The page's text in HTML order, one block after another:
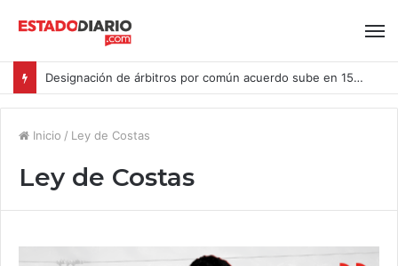
Designación de árbitros por común acuerdo sube en 15% en las causas ingresadas al CAM Santiago durante el primer semestre del año
Inicio / Ley de Costas
Ley de Costas